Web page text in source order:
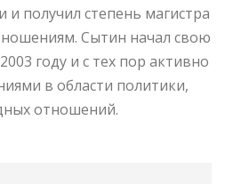
и получил степень магистра
Сытин начал свою
году и с тех пор активно
в области политики,
отношений.